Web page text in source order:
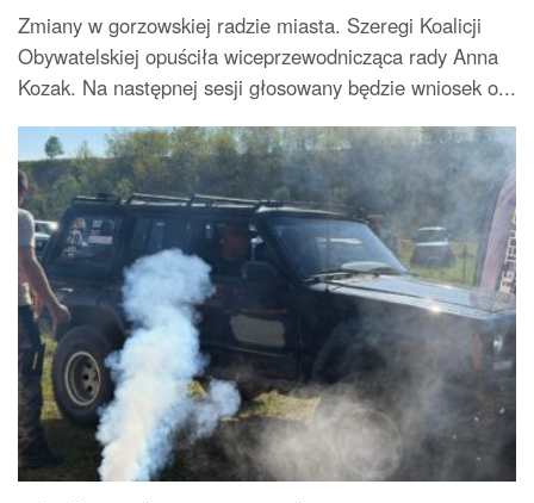
Zmiany w gorzowskiej radzie miasta. Szeregi Koalicji
Obywatelskiej opuściła wiceprzewodnicząca rady Anna
Kozak. Na następnej sesji głosowany będzie wniosek o...